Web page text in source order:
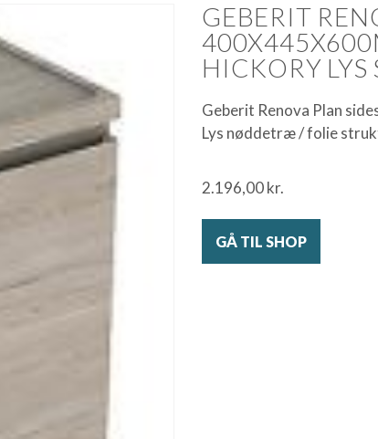
GEBERIT
HICKORY
Geberit Renova Plan
Lys nøddetræ / folie
2.196,00kr.
GÅ TIL SHOP